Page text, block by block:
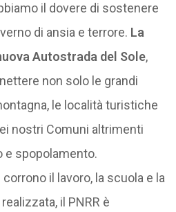
il dovere di sostenere
di ansia e terrore. La
Autostrada del Sole,
non solo le grandi
le località turistiche
nostri Comuni altrimenti
e spopolamento.
il lavoro, la scuola e la
il PNRR è